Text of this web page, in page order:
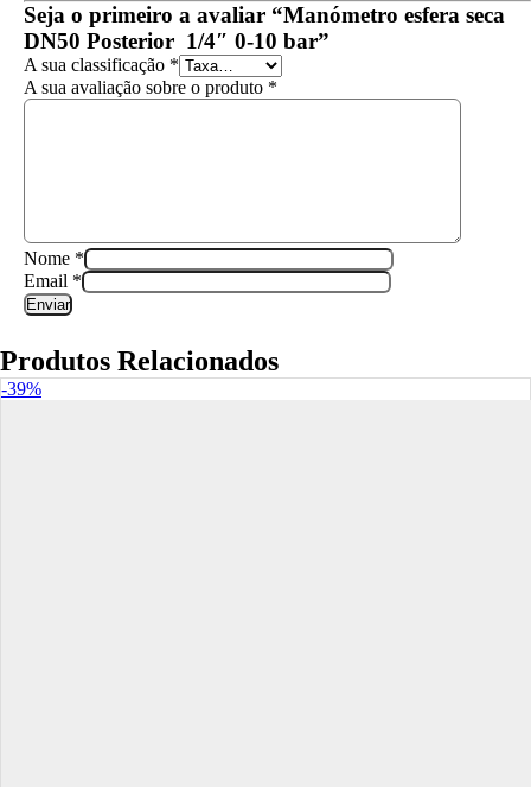
Seja o primeiro a avaliar “Manómetro esfera seca
DN50 Posterior 1/4″ 0-10 bar”
A sua classificação *
A sua avaliação sobre o produto *
Nome *
Email *
Produtos Relacionados
-39%